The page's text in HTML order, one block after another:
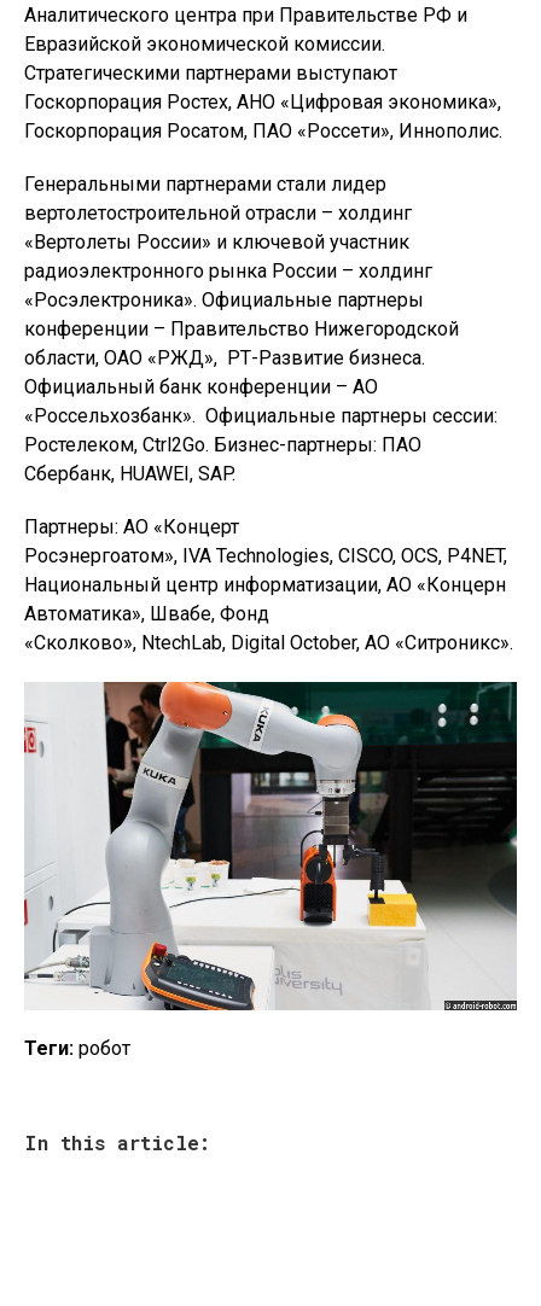
Аналитического центра при Правительстве РФ и
Евразийской экономической комиссии.
Стратегическими партнерами выступают
Госкорпорация Ростех, АНО «Цифровая экономика»,
Госкорпорация Росатом, ПАО «Россети», Иннополис.
Генеральными партнерами стали лидер
вертолетостроительной отрасли – холдинг
«Вертолеты России» и ключевой участник
радиоэлектронного рынка России – холдинг
«Росэлектроника». Официальные партнеры
конференции – Правительство Нижегородской
области, ОАО «РЖД», РТ-Развитие бизнеса.
Официальный банк конференции – АО
«Россельхозбанк». Официальные партнеры сессии:
Ростелеком, Ctrl2Go. Бизнес-партнеры: ПАО
Сбербанк, HUAWEI, SAP.
Партнеры: АО «Концерт
Росэнергоатом», IVA Technologies, CISCO, OCS, P4NET,
Национальный центр информатизации, АО «Концерн
Автоматика», Швабе, Фонд
«Сколково», NtechLab, Digital October, АО «Ситроникс».
Теги: робот
In this article: